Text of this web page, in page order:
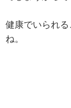
健康でいられ
ね。